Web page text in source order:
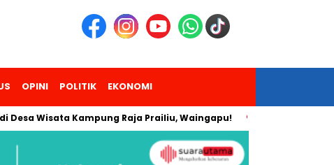
OPINI POLITIK EKONOMI
Wisata Kampung Raja Prailiu, Waingapu!